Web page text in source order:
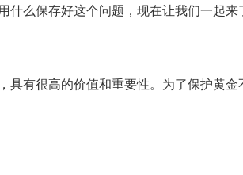
什么保存好这个问题，现在让我们一起来
具有很高的价值和重要性。为了保护黄金